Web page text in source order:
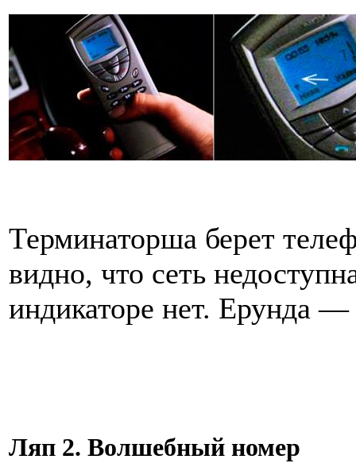
Терминаторша берет
видно, что сеть
индикаторе нет. Ерунда —
Ляп 2. Волшебный номер